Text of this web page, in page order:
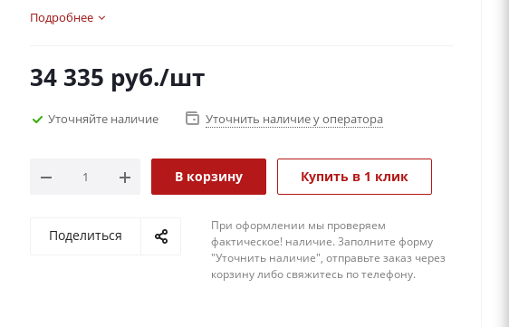
Подробнее
34 335 руб./шт
Уточняйте наличие Уточнить наличие у оператора
В корзину Купить в 1 клик
Поделиться
При оформлении мы проверяем
фактическое! наличие. 3аполните форму
"Уточнить наличие", отправьте заказ через
корзину либо свяжитесь по телефону.